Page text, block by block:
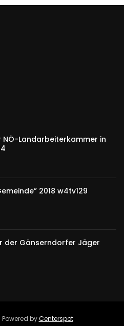
Landarbeiterkammer in
2018 w4tv129
der Gänserndorfer Jäger
byCenterspot